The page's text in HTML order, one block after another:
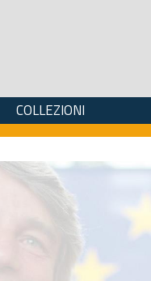
COLLEZIONI